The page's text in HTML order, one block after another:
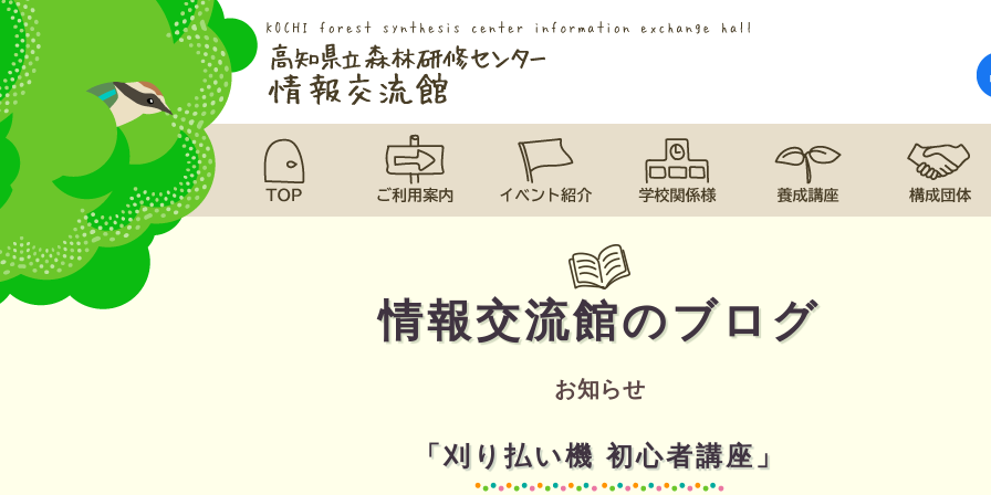
情報交流館のブログ
お知らせ
「刈り払い機 初心者講座」